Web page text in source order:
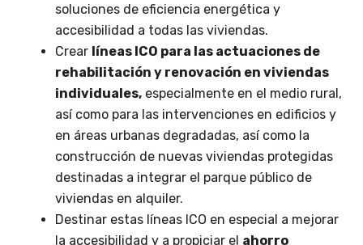
soluciones de eficiencia energética y
accesibilidad a todas las viviendas.
Crear líneas ICO para las actuaciones de
rehabilitación y renovación en viviendas
individuales, especialmente en el medio rural,
así como para las intervenciones en edificios y
en áreas urbanas degradadas, así como la
construcción de nuevas viviendas protegidas
destinadas a integrar el parque público de
viviendas en alquiler.
Destinar estas líneas ICO en especial a mejorar
la accesibilidad y a propiciar el ahorro